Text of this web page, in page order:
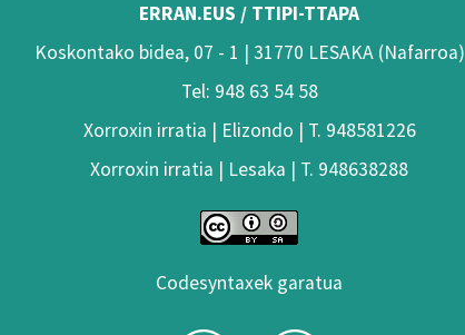
ERRAN.EUS / TTIPI-TTAPA
Koskontako bidea, 07 - 1 | 31770 LESAKA (Nafarroa)
Tel: 948 63 54 58
Xorroxin irratia | Elizondo | T. 948581226
Xorroxin irratia | Lesaka | T. 948638288
Codesyntaxek garatua